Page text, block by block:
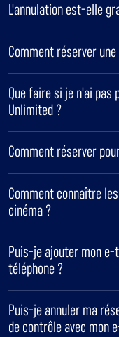
L'annulation est-elle
Comment réserver
Que faire si je n'ai pas
Unlimited ?
Comment réserver
Comment connaître
cinéma ?
Puis-je ajouter mon
téléphone ?
Puis-je annuler ma
de contrôle avec mon